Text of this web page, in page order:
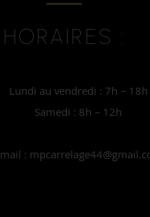
HORAIRES :
Lundi au vendredi : 7h – 18h
Samedi : 8h – 12h
: